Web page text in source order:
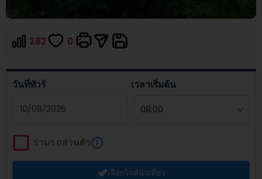
282 0
วันที่ทัวร์ เวลาเริ่มต้น
forward
to
interact
รวมรถส่วนตัว
เลือกไกด์นำเที่ยว